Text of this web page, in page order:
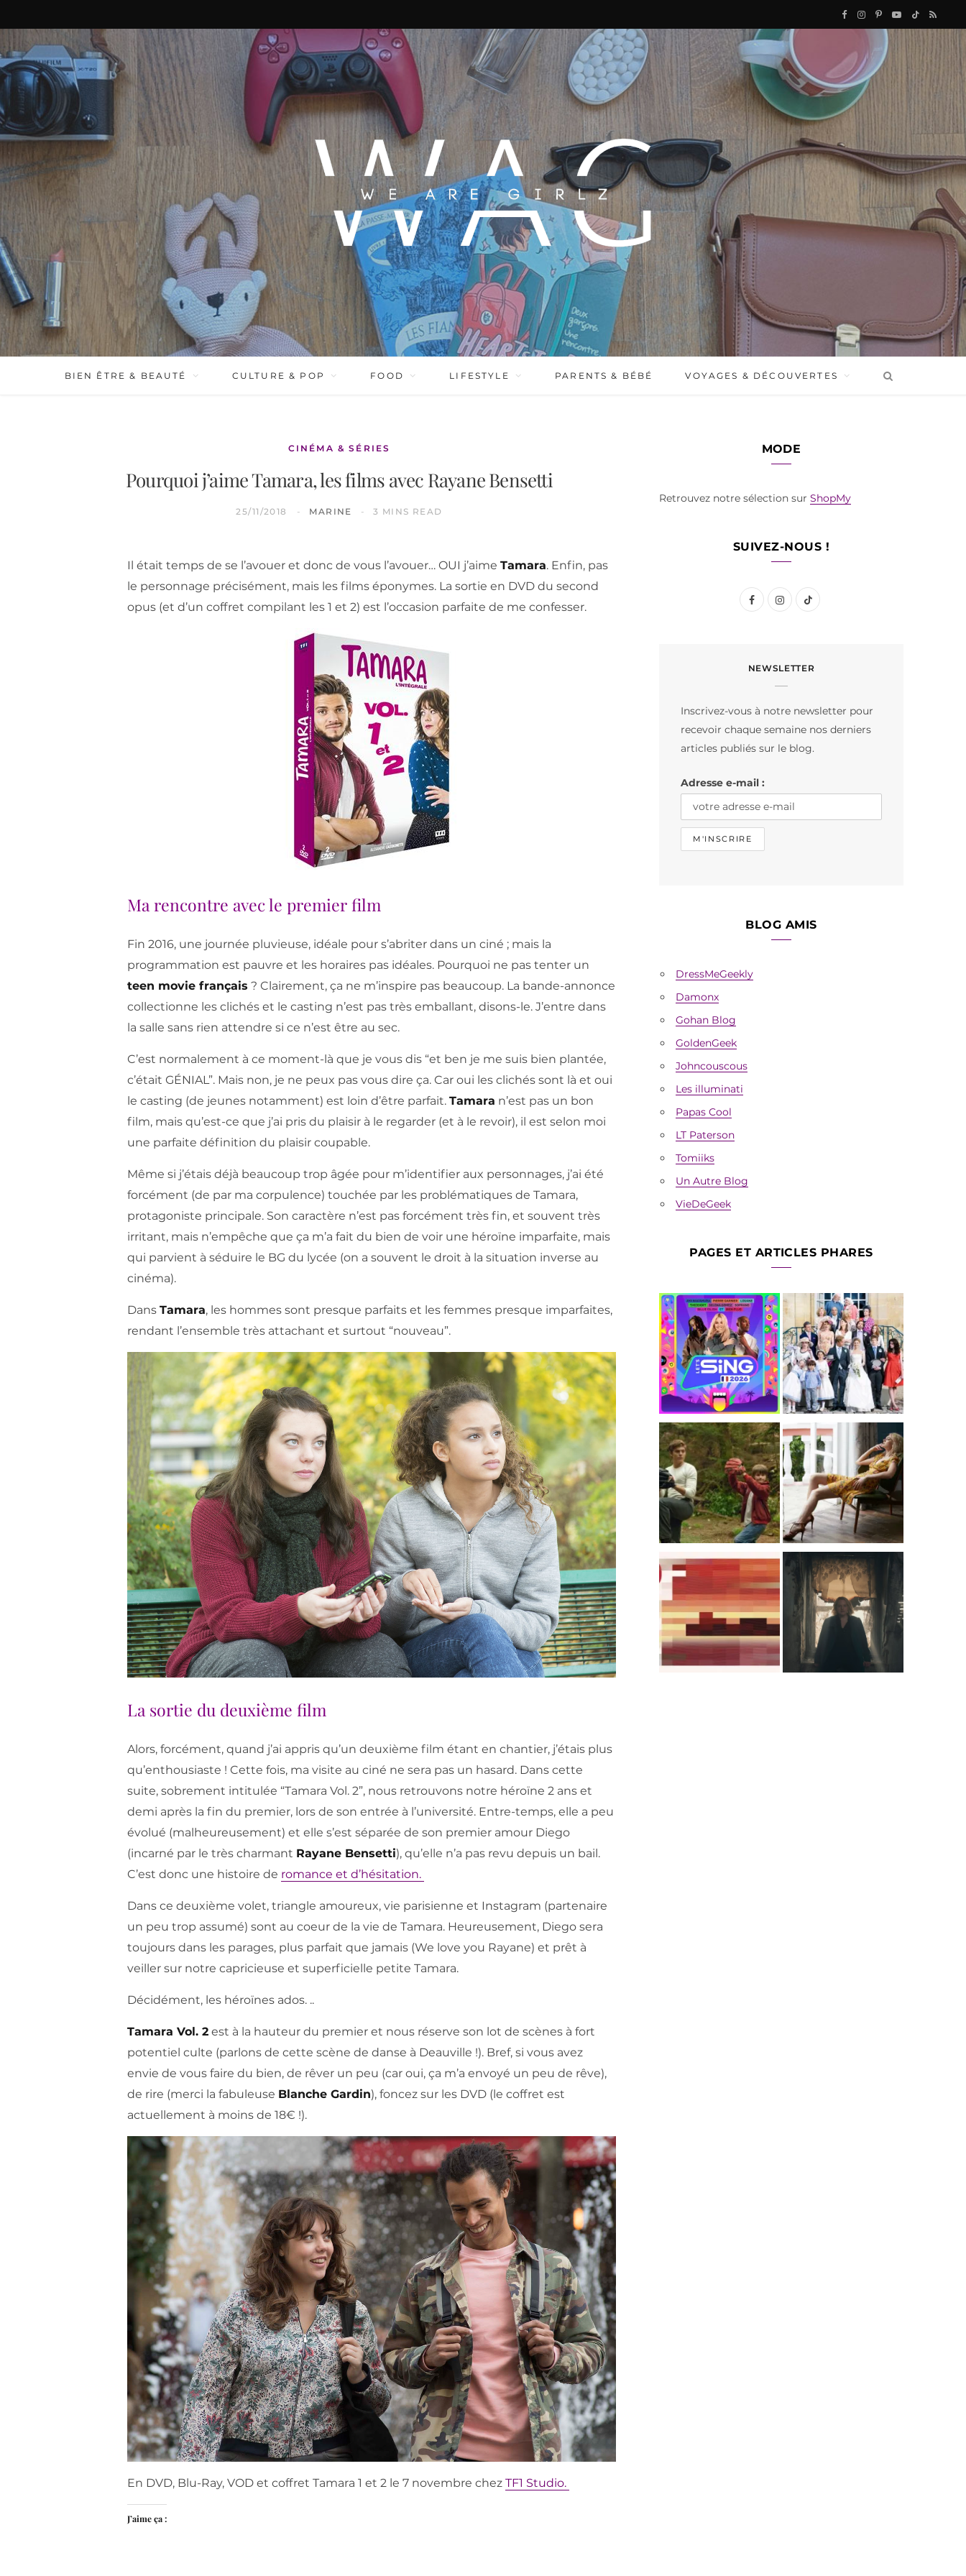
F
c
o
k
I
s
g
a
P
r
Y
b
e
T
k
R
BIEN ÊTRE & BEAUTÉ CULTURE & POP FOOD LIFESTYLE PARENTS & BÉBÉ VOYAGES & DÉCOUVERTES
CINÉMA & SÉRIES
Pourquoi j’aime Tamara, les films avec Rayane Bensetti
25/11/2018 MARINE 3 MINS READ
Il était temps de se l’avouer et donc de vous l’avouer… OUI j’aime Tamara. Enfin, pas
le personnage précisément, mais les films éponymes. La sortie en DVD du second
opus (et d’un coffret compilant les 1 et 2) est l’occasion parfaite de me confesser.
Ma rencontre avec le premier film
Fin 2016, une journée pluvieuse, idéale pour s’abriter dans un ciné ; mais la
programmation est pauvre et les horaires pas idéales. Pourquoi ne pas tenter un
teen movie français ? Clairement, ça ne m’inspire pas beaucoup. La bande-annonce
collectionne les clichés et le casting n’est pas très emballant, disons-le. J’entre dans
la salle sans rien attendre si ce n’est être au sec.
C’est normalement à ce moment-là que je vous dis “et ben je me suis bien plantée,
c’était GÉNIAL”. Mais non, je ne peux pas vous dire ça. Car oui les clichés sont là et oui
le casting (de jeunes notamment) est loin d’être parfait. Tamara n’est pas un bon
film, mais qu’est-ce que j’ai pris du plaisir à le regarder (et à le revoir), il est selon moi
une parfaite définition du plaisir coupable.
Même si j’étais déjà beaucoup trop âgée pour m’identifier aux personnages, j’ai été
forcément (de par ma corpulence) touchée par les problématiques de Tamara,
protagoniste principale. Son caractère n’est pas forcément très fin, et souvent très
irritant, mais n’empêche que ça m’a fait du bien de voir une héroïne imparfaite, mais
qui parvient à séduire le BG du lycée (on a souvent le droit à la situation inverse au
cinéma).
Dans Tamara, les hommes sont presque parfaits et les femmes presque imparfaites,
rendant l’ensemble très attachant et surtout “nouveau”.
La sortie du deuxième film
Alors, forcément, quand j’ai appris qu’un deuxième film étant en chantier, j’étais plus
qu’enthousiaste ! Cette fois, ma visite au ciné ne sera pas un hasard. Dans cette
suite, sobrement intitulée “Tamara Vol. 2”, nous retrouvons notre héroïne 2 ans et
demi après la fin du premier, lors de son entrée à l’université. Entre-temps, elle a peu
évolué (malheureusement) et elle s’est séparée de son premier amour Diego
(incarné par le très charmant Rayane Bensetti), qu’elle n’a pas revu depuis un bail.
C’est donc une histoire de romance et d’hésitation.
Dans ce deuxième volet, triangle amoureux, vie parisienne et Instagram (partenaire
un peu trop assumé) sont au coeur de la vie de Tamara. Heureusement, Diego sera
toujours dans les parages, plus parfait que jamais (We love you Rayane) et prêt à
veiller sur notre capricieuse et superficielle petite Tamara.
Décidément, les héroïnes ados. ..
Tamara Vol. 2 est à la hauteur du premier et nous réserve son lot de scènes à fort
potentiel culte (parlons de cette scène de danse à Deauville !). Bref, si vous avez
envie de vous faire du bien, de rêver un peu (car oui, ça m’a envoyé un peu de rêve),
de rire (merci la fabuleuse Blanche Gardin), foncez sur les DVD (le coffret est
actuellement à moins de 18€ !).
En DVD, Blu-Ray, VOD et coffret Tamara 1 et 2 le 7 novembre chez TF1 Studio.
J’aime ça :
MODE
Retrouvez notre sélection sur ShopMy
SUIVEZ-NOUS !
F
e
o
I
t
r
m
T
T
NEWSLETTER
Inscrivez-vous à notre newsletter pour
recevoir chaque semaine nos derniers
articles publiés sur le blog.
Adresse e-mail :
BLOG AMIS
DressMeGeekly
Damonx
Gohan Blog
GoldenGeek
Johncouscous
Les illuminati
Papas Cool
LT Paterson
Tomiiks
Un Autre Blog
VieDeGeek
PAGES ET ARTICLES PHARES